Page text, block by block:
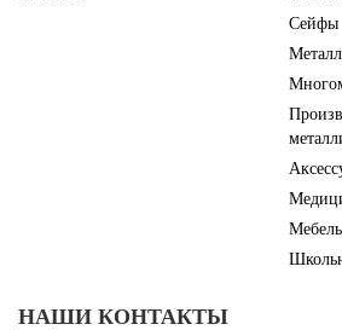
Сейфы
НАШИ КОНТАКТЫ